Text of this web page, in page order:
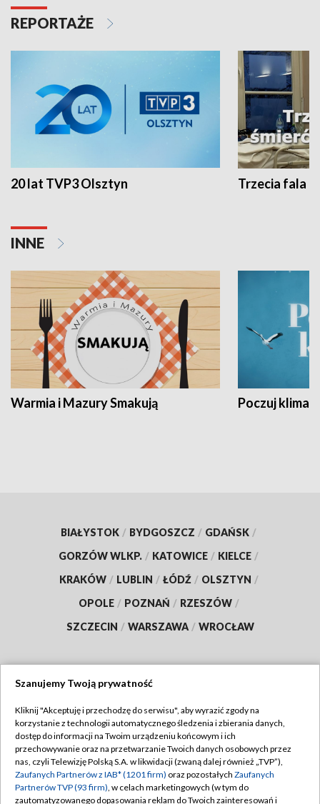
REPORTAŻE
20 lat TVP3 Olsztyn Trzecia fala -
INNE
Warmia i Mazury Smakują Poczuj klimat
BIAŁYSTOK / BYDGOSZCZ / GDAŃSK /
GORZÓW WLKP. / KATOWICE / KIELCE /
KRAKÓW / LUBLIN / ŁÓDŹ / OLSZTYN /
OPOLE / POZNAŃ / RZESZÓW /
SZCZECIN / WARSZAWA / WROCŁAW
TVP
Abonament TVP
Emisja w TVP
Centrum informacji TVP
Regulamin TVP
Polityka prywatności
Moje zgody
Szanujemy Twoją prywatność
Kliknij "Akceptuję i przechodzę do serwisu", aby wyrazić zgody na
korzystanie z technologii automatycznego śledzenia i zbierania danych,
dostęp do informacji na Twoim urządzeniu końcowym i ich
przechowywanie oraz na przetwarzanie Twoich danych osobowych przez
nas, czyli Telewizję Polską S.A. w likwidacji (zwaną dalej również „TVP”),
Zaufanych Partnerów z IAB* (1201 firm) oraz pozostałych Zaufanych
Partnerów TVP (93 firm), w celach marketingowych (w tym do
zautomatyzowanego dopasowania reklam do Twoich zainteresowań i